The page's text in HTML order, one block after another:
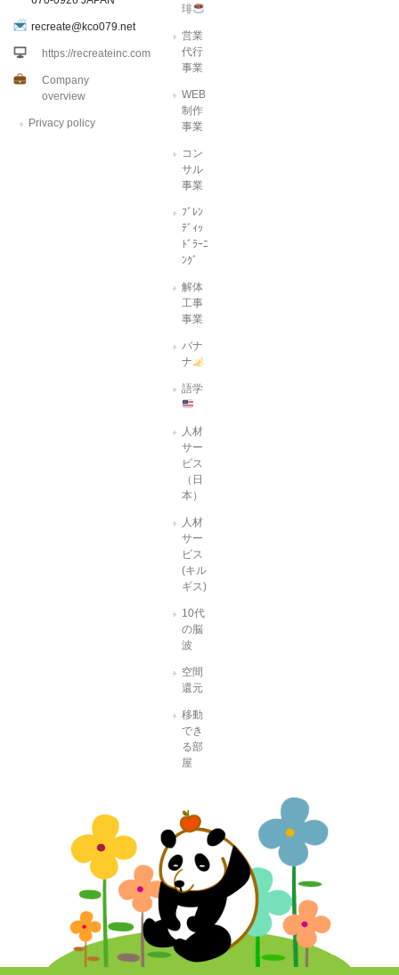
recreate@kco079.net
https://recreateinc.com
Company
overview
Privacy policy
琲
営業
代行
事業
WEB
制作
事業
コン
サル
事業
ﾌﾞﾚﾝ
ﾃﾞｨｯ
ﾄﾞﾗｰﾆ
ﾝｸﾞ
解体
工事
事業
バナ
ナ
語学
人材
サー
ビス
（日
本）
人材
サー
ビス
(キル
ギス)
10代
の脳
波
空間
還元
移動
でき
る部
屋